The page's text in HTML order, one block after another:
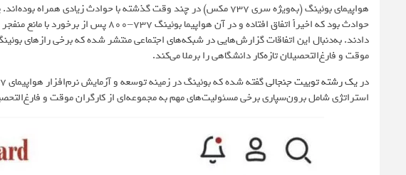
دادند. به‌دنبال این اتفاقات گزارش‌هایی در شبکه‌های اجتماعی منتشر شده که برخی رازهای
موقت و فارغ‌التحصیلان تازه‌کار دانشگاهی را برملا می‌کند.
دریک رشته توییت جنجالی
استراتژی شامل برون‌سپاری برخی مسئولیت‌های مهم به مجموعه‌ای از کارگران موقت و